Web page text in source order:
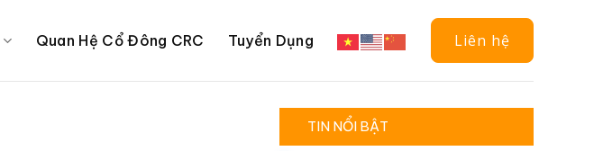
Quan Hệ Cổ Đông CRC Tuyển Dụng Liên hệ
TIN NỔI BẬT